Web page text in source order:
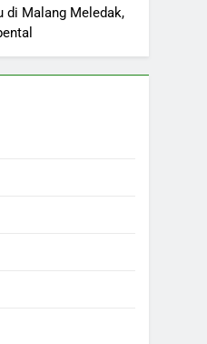
di Malang Meledak,